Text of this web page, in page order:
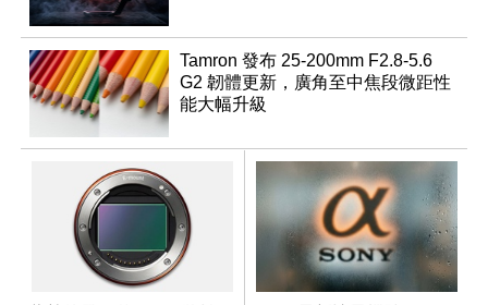
Tamron 發布 25-200mm F2.8-5.6
G2 韌體更新，廣角至中焦段微距性
能大幅升級